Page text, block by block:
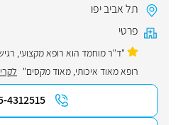
תל אביב יפו
פרטי
"ד"ר מוחמד הוא רופא מקצועי,
רופא מאוד איכותי, מאוד מקסים"
4312515